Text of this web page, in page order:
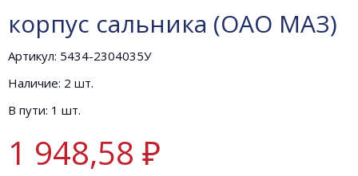
корпус сальника (ОАО МАЗ)
Артикул: 5434-2304035У
Наличие: 2 шт.
В пути: 1 шт.
1 948,58 ₽